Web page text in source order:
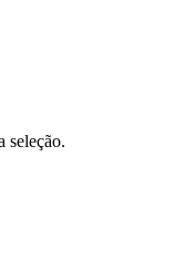
seleção.